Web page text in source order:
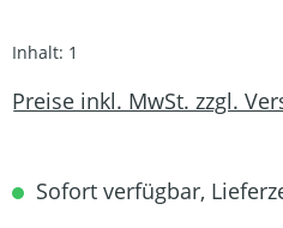
Inhalt: 1
Preise inkl. MwSt. zzgl.
Sofort verfügbar,